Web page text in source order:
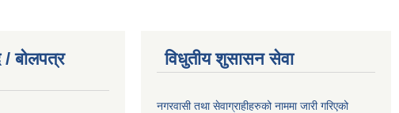
/ बोलपत्र
विधुतीय शुसासन सेवा
नगरवासी तथा सेवाग्राहीहरुको नाममा जारी गरिएको